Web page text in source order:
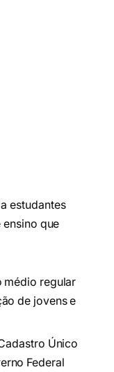
estudantes
que
médio regular
de jovens e
Único
Federal